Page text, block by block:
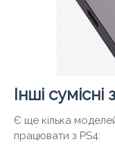
Інші
Є ще кілька
працювати з PS4: